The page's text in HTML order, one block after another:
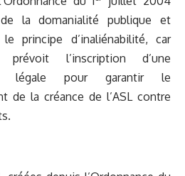
la domanialité publique et
principe d’inaliénabilité, car
l’inscription d’une
légale pour garantir le
de la créance de l’ASL contre